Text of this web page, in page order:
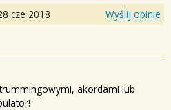
cze 2018 Wyślij opinie
akordami lub